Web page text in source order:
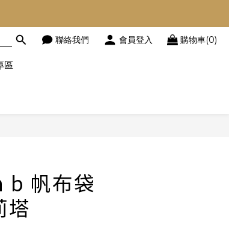
聯絡我們 會員登入 購物車(0)
區
b 帆布袋
塔